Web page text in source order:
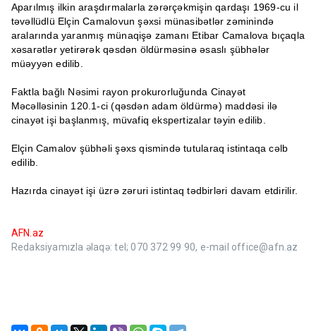
Aparılmış ilkin araşdırmalarla zərərçəkmişin qardaşı 1969-cu il
təvəllüdlü Elçin Camalovun şəxsi münasibətlər zəminində
aralarında yaranmış münaqişə zamanı Etibar Camalova bıçaqla
xəsarətlər yetirərək qəsdən öldürməsinə əsaslı şübhələr
müəyyən edilib.
Faktla bağlı Nəsimi rayon prokurorluğunda Cinayət
Məcəlləsinin 120.1-ci (qəsdən adam öldürmə) maddəsi ilə
cinayət işi başlanmış, müvafiq ekspertizalar təyin edilib.
Elçin Camalov şübhəli şəxs qismində tutularaq istintaqa cəlb
edilib.
Hazırda cinayət işi üzrə zəruri istintaq tədbirləri davam etdirilir.
AFN.az
Redaksiyamızla əlaqə: tel; 070 372 99 90, e-mail office@afn.az